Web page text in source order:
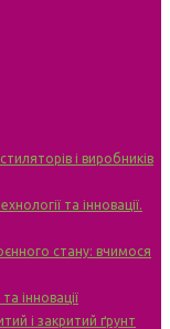
і виробників
та інновації.
стану: вчимося
інновації
і закритий ґрунт